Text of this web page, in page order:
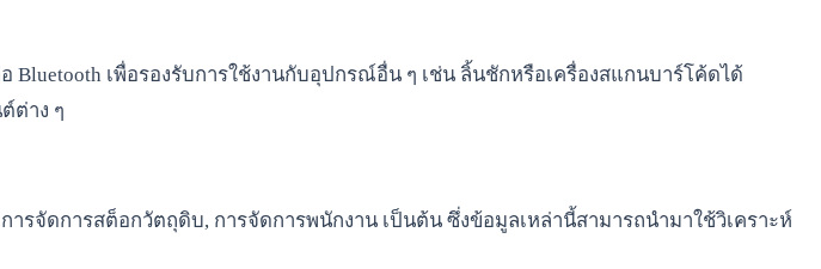
Bluetooth เพื่อรองรับการใช้งานกับอุปกรณ์อื่น ๆ เช่น ลิ้นชักหรือเครื่องสแกนบาร์โค้ดได้
ต่าง ๆ
รจัดการสต็อกวัตถุดิบ, การจัดการพนักงาน เป็นต้น ซึ่งข้อมูลเหล่านี้สามารถนำมาใช้วิเคราะห์